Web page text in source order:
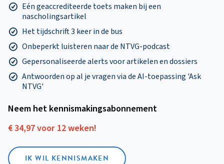
Eén geaccrediteerde toets maken bij een
nascholingsartikel
Het tijdschrift 3 keer in de bus
Onbeperkt luisteren naar de NTVG-podcast
Gepersonaliseerde alerts voor artikelen en dossiers
Antwoorden op al je vragen via de AI-toepassing 'Ask
NTVG'
Neem het kennismakings­abonnement
€ 34,97 voor 12 weken!
IK WIL KENNISMAKEN